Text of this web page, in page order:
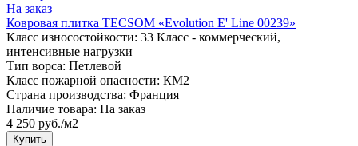
На заказ
Ковровая плитка TECSOM «Evolution E' Line 00239»
Класс износостойкости: 33 Класс - коммерческий,
интенсивные нагрузки
Тип ворса: Петлевой
Класс пожарной опасности: КМ2
Страна производства: Франция
Наличие товара: На заказ
4 250 руб./м2
Купить